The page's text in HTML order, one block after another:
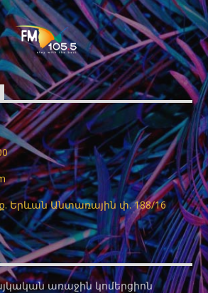
Երևան Անտառային փ. 188/16
առաջին կոմերցիոն